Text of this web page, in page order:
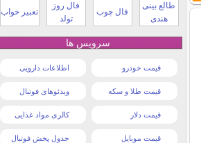
طالع بینی
هندی
فال چوب
فال روز
تولد
تعبیر خواب
سرویس ها
قیمت خودرو اطلاعات دارویی
قیمت طلا و سکه ویدئوهای فوتبال
قیمت دلار کالری مواد غذایی
قیمت موبایل جدول پخش فوتبال